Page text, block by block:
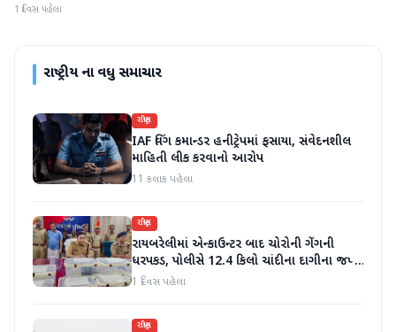
1 દિવસ પહેલા
રાષ્ટ્રીયના વધુ સમાચાર
રાષ્ટ્રીય
IAF વિંગ કમાન્ડર હનીટ્રેપમાં ફસાયા, સંવેદનશીલ
માહિતી લીક કરવાનો આરોપ
11 કલાક પહેલા
રાષ્ટ્રીય
રાયબરેલીમાં એન્કાઉન્ટર બાદ ચોરોની ગેંગની
ધરપકડ, પોલીસે 12.4 કિલો ચાંદીના દાગીના જપ્ત
કર્યા
1 દિવસ પહેલા
રાષ્ટ્રીય